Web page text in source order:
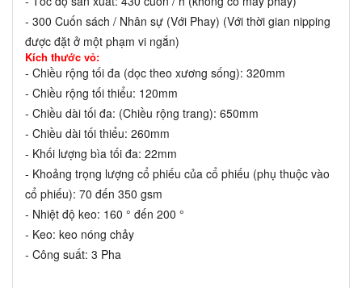
- 300 Cuốn sách / Nhân sự (Với Phay) (Với thời gian nipping
được đặt ở một phạm vi ngắn)
Kích thước vỏ:
- Chiều rộng tối đa (dọc theo xương sống): 320mm
- Chiều rộng tối thiểu: 120mm
- Chiều dài tối đa: (Chiều rộng trang): 650mm
- Chiều dài tối thiểu: 260mm
- Khối lượng bìa tối đa: 22mm
- Khoảng trọng lượng cổ phiếu của cổ phiếu (phụ thuộc vào
cổ phiếu): 70 đến 350 gsm
- Nhiệt độ keo: 160 ° đến 200 °
- Keo: keo nóng chảy
- Công suất: 3 Pha